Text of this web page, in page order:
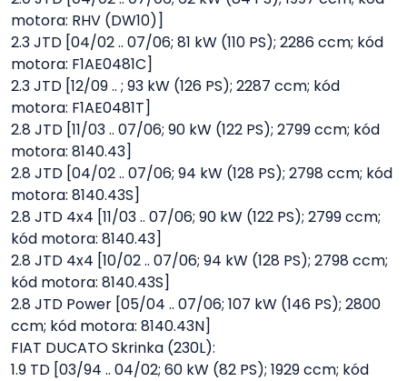
motora: RHV (DW10)]
2.3 JTD [04/02 .. 07/06; 81 kW (110 PS); 2286 ccm; kód
motora: F1AE0481C]
2.3 JTD [12/09 .. ; 93 kW (126 PS); 2287 ccm; kód
motora: F1AE0481T]
2.8 JTD [11/03 .. 07/06; 90 kW (122 PS); 2799 ccm; kód
motora: 8140.43]
2.8 JTD [04/02 .. 07/06; 94 kW (128 PS); 2798 ccm; kód
motora: 8140.43S]
2.8 JTD 4x4 [11/03 .. 07/06; 90 kW (122 PS); 2799 ccm;
kód motora: 8140.43]
2.8 JTD 4x4 [10/02 .. 07/06; 94 kW (128 PS); 2798 ccm;
kód motora: 8140.43S]
2.8 JTD Power [05/04 .. 07/06; 107 kW (146 PS); 2800
ccm; kód motora: 8140.43N]
FIAT DUCATO Skrinka (230L):
1.9 TD [03/94 .. 04/02; 60 kW (82 PS); 1929 ccm; kód